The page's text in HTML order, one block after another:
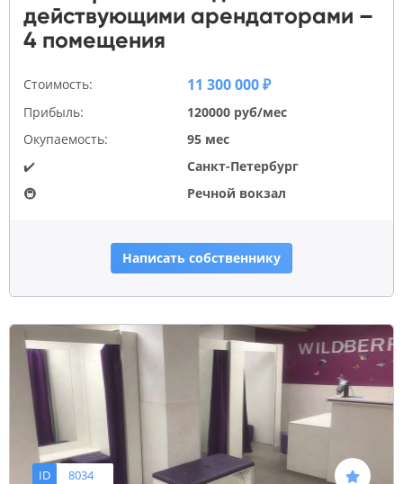
действующими арендаторами –
4 помещения
Стоимость: 11 300 000 ₽
Прибыль:
120000 руб/мес
Окупаемость:
95 мес
✔️
Санкт-Петербург
🚇
Речной вокзал
Написать собственнику
ID 8034